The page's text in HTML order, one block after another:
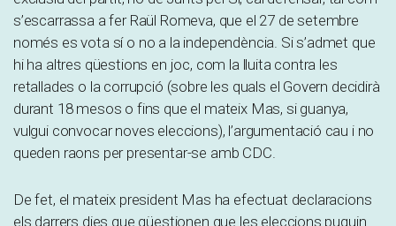
s’escarrassa a fer Raül Romeva, que el 27 de setembre
només es vota sí o no a la independència. Si s’admet que
hi ha altres qüestions en joc, com la lluita contra les
retallades o la corrupció (sobre les quals el Govern decidirà
durant 18 mesos o fins que el mateix Mas, si guanya,
vulgui convocar noves eleccions), l’argumentació cau i no
queden raons per presentar-se amb CDC.
De fet, el mateix president Mas ha efectuat declaracions
els darrers dies que qüestionen que les eleccions puguin